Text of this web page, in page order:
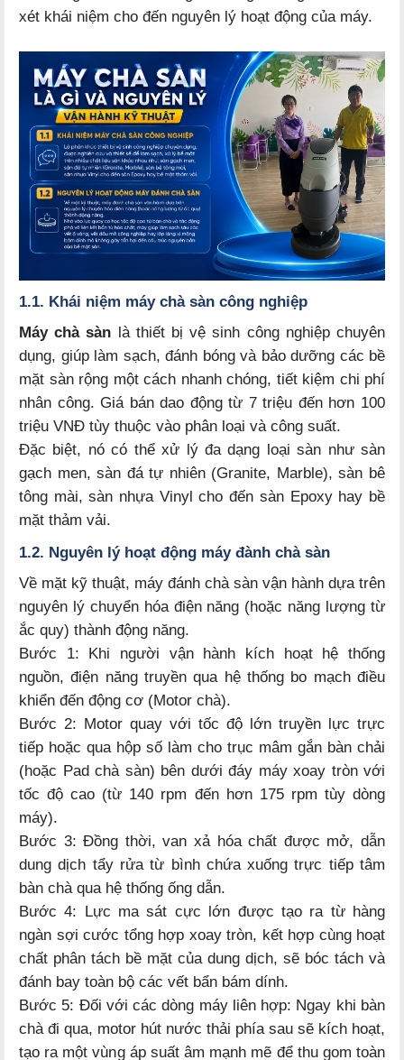
2.1. Động cơ
2.3. Hệ thống bình chứa dung dịch
2.4. Hệ thống điều khiển và cần gạt nước
2.5. Khung máy và hệ thống bánh xe di chuyển
3.1. Máy chà sàn đơn (Máy đánh sàn một đĩa)
3.2. Máy đánh sàn liên hợp
3.3. Máy lau sàn ngồi lái
4.1. Bảng giá phân khúc máy chà sàn đơn
4.2. Bảng giá máy đánh sàn liên hợp (Mini & Công
nghiệp)
4.3. Bảng giá máy chà sàn ngồi lái cao cấp
6.1. Chọn loại máy theo diện tích mặt sàn thực tế
6.2. Lựa chọn nguồn cấp năng lượng
7.1. Bước 1: Công tác chuẩn bị vận hành
7.2. Bước 2: Tiến trình vận hành kỹ thuật
7.3. Bước 3: Vệ sinh và bảo dưỡng sau vận hành
xét khái niệm cho đến nguyên lý hoạt động của máy.
1.1. Khái niệm máy chà sàn công nghiệp
Máy chà sàn là thiết bị vệ sinh công nghiệp chuyên
dụng, giúp làm sạch, đánh bóng và bảo dưỡng các bề
mặt sàn rộng một cách nhanh chóng, tiết kiệm chi phí
nhân công. Giá bán dao động từ 7 triệu đến hơn 100
triệu VNĐ tùy thuộc vào phân loại và công suất.
Đặc biệt, nó có thể xử lý đa dạng loại sàn như sàn
gạch men, sàn đá tự nhiên (Granite, Marble), sàn bê
tông mài, sàn nhựa Vinyl cho đến sàn Epoxy hay bề
mặt thảm vải.
1.2. Nguyên lý hoạt động máy đành chà sàn
Về mặt kỹ thuật, máy đánh chà sàn vận hành dựa trên
nguyên lý chuyển hóa điện năng (hoặc năng lượng từ
ắc quy) thành động năng.
Bước 1: Khi người vận hành kích hoạt hệ thống
nguồn, điện năng truyền qua hệ thống bo mạch điều
khiển đến động cơ (Motor chà).
Bước 2: Motor quay với tốc độ lớn truyền lực trực
tiếp hoặc qua hộp số làm cho trục mâm gắn bàn chải
(hoặc Pad chà sàn) bên dưới đáy máy xoay tròn với
tốc độ cao (từ 140 rpm đến hơn 175 rpm tùy dòng
máy).
Bước 3: Đồng thời, van xả hóa chất được mở, dẫn
dung dịch tẩy rửa từ bình chứa xuống trực tiếp tâm
bàn chà qua hệ thống ống dẫn.
Bước 4: Lực ma sát cực lớn được tạo ra từ hàng
ngàn sợi cước tổng hợp xoay tròn, kết hợp cùng hoạt
chất phân tách bề mặt của dung dịch, sẽ bóc tách và
đánh bay toàn bộ các vết bẩn bám dính.
Bước 5: Đối với các dòng máy liên hợp: Ngay khi bàn
chà đi qua, motor hút nước thải phía sau sẽ kích hoạt,
tạo ra một vùng áp suất âm mạnh mẽ để thu gom toàn